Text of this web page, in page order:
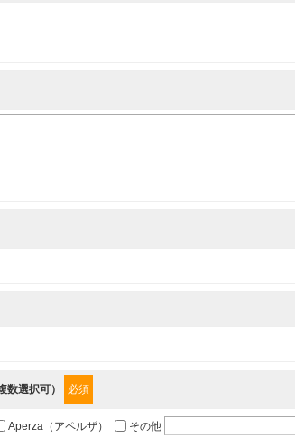
話番号、FAX番号、メールアドレス
数選択可） 必須
Aperza（アペルザ）
その他